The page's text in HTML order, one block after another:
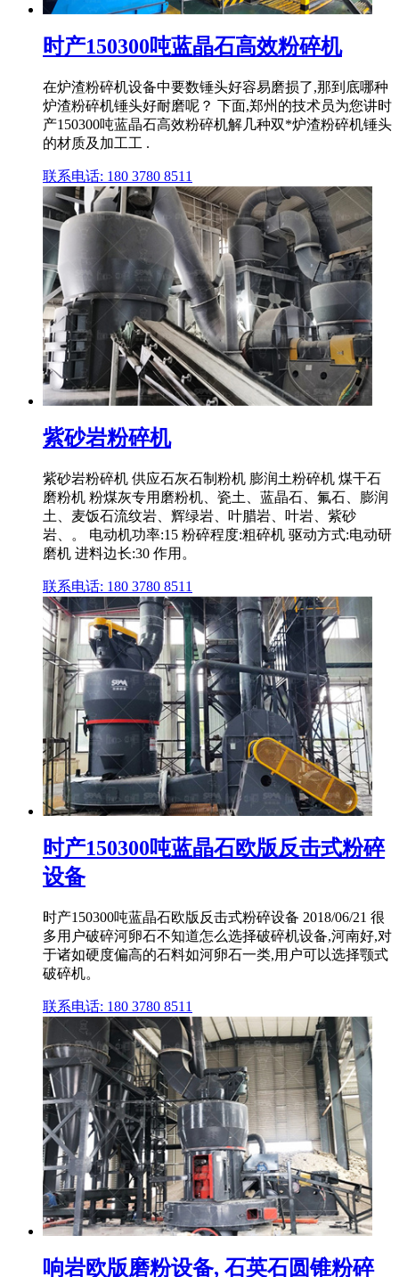
时产150300吨蓝晶石高效粉碎机
在炉渣粉碎机设备中要数锤头好容易磨损了,那到底哪种
炉渣粉碎机锤头好耐磨呢？ 下面,郑州的技术员为您讲时
产150300吨蓝晶石高效粉碎机解几种双*炉渣粉碎机锤头
的材质及加工工 .
联系电话: 180 3780 8511
紫砂岩粉碎机
紫砂岩粉碎机 供应石灰石制粉机 膨润土粉碎机 煤干石
磨粉机 粉煤灰专用磨粉机、瓷土、蓝晶石、氟石、膨润
土、麦饭石流纹岩、辉绿岩、叶腊岩、叶岩、紫砂
岩、。 电动机功率:15 粉碎程度:粗碎机 驱动方式:电动研
磨机 进料边长:30 作用。
联系电话: 180 3780 8511
时产150300吨蓝晶石欧版反击式粉碎
设备
时产150300吨蓝晶石欧版反击式粉碎设备 2018/06/21 很
多用户破碎河卵石不知道怎么选择破碎机设备,河南好,对
于诸如硬度偏高的石料如河卵石一类,用户可以选择颚式
破碎机。
联系电话: 180 3780 8511
响岩欧版磨粉设备, 石英石圆锥粉碎